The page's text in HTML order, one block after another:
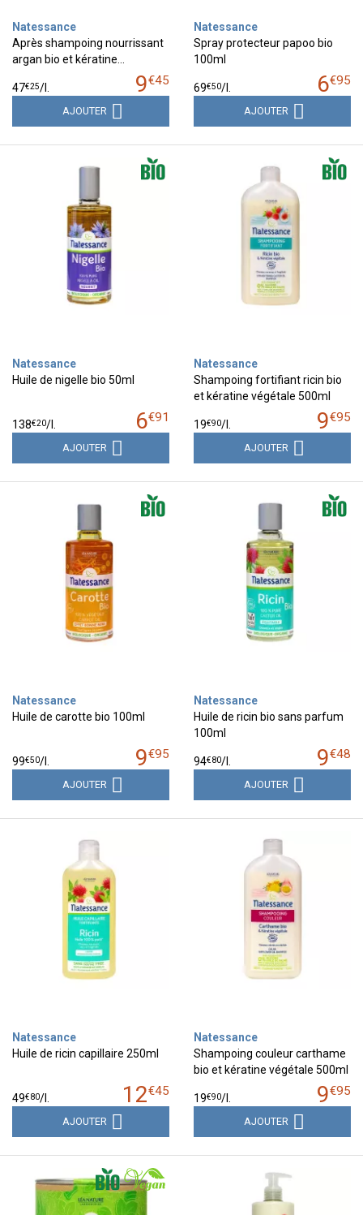
Natessance
Après shampoing nourrissant
argan bio et kératine…
9€45
47€25/
AJOUTER
Natessance
Spray protecteur papoo bio
100ml
6€95
69€50/
AJOUTER
Natessance
Huile de nigelle bio 50ml
6€91
138€20/
AJOUTER
Natessance
Shampoing fortifiant ricin bio
et kératine végétale 500ml
9€95
19€90/
AJOUTER
Natessance
Huile de carotte bio 100ml
9€95
99€50/
AJOUTER
Natessance
Huile de ricin bio sans parfum
100ml
9€48
94€80/
AJOUTER
Natessance
Huile de ricin capillaire 250ml
12€45
49€80/
AJOUTER
Natessance
Shampoing couleur carthame
bio et kératine végétale 500ml
9€95
19€90/
AJOUTER